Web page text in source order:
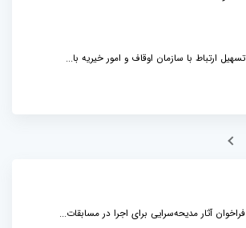
تسهیل ارتباط با سازمان اوقاف و امور خیریه با...
فراخوان آثار مدیحه‌سرایی برای اجرا در مسابقات...